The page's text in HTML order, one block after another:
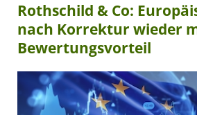
Rothschild & Co:
nach Korrektur wieder
Bewertungsvorteil